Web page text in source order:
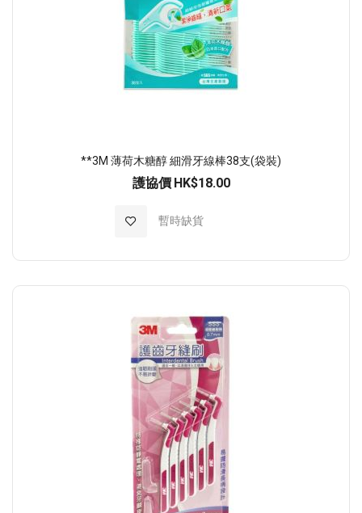
**3M 薄荷木糖醇 細滑牙線棒38支(袋裝)
護協價 HK$18.00
暫時缺貨
加入至願望清單